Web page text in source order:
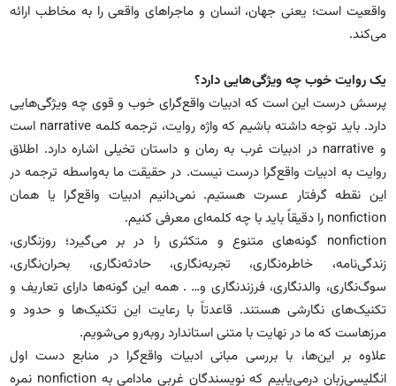
واقعیت است؛ یعنی جهان، انسان و ماجراهای واقعی را به مخاطب ارائه
می‌کند.
یک روایت خوب چه ویژگی‌هایی دارد؟
پرسش درست این است که ادبیات واقع‌گرای خوب و قوی چه ویژگی‌هایی
دارد. باید توجه داشته باشیم که واژه روایت، ترجمه کلمه narrative است
و narrative در ادبیات غرب به رمان و داستان تخیلی اشاره دارد. اطلاق
روایت به ادبیات واقع‌گرا درست نیست. در حقیقت ما به‌واسطه ترجمه در
این نقطه گرفتار عسرت هستیم. نمی‌دانیم ادبیات واقع‌گرا یا همان
nonfiction را دقیقاً باید با چه کلمه‌ای معرفی کنیم.
nonfiction گونه‌های متنوع و متکثری را در بر می‌گیرد؛ روزنگاری،
زندگی‌نامه، خاطره‌نگاری، تجربه‌نگاری، حادثه‌نگاری، بحران‌نگاری،
سوگ‌نگاری، والدنگاری، فرزندنگاری و… . همه این گونه‌ها دارای تعاریف و
تکنیک‌های نگارشی هستند. قاعدتاً با رعایت این تکنیک‌ها و حدود و
مرزهاست که ما در نهایت با متنی استاندارد روبه‌رو می‌شویم.
علاوه بر این‌ها، با بررسی مبانی ادبیات واقع‌گرا در منابع دست اول
انگلیسی‌زبان درمی‌یابیم که نویسندگان غربی مادامی به nonfiction نمره